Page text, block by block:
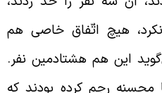
هیچ اتّفاق خاصی هم
این هم هشتادمین نفر.
رجم کرده بودند که